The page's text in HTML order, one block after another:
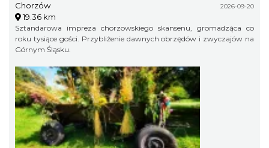
Chorzów 2026-09-20
19.36 km
Sztandarowa impreza chorzowskiego skansenu, gromadząca co
roku tysiące gości. Przybliżenie dawnych obrzędów i zwyczajów na
Górnym Śląsku.